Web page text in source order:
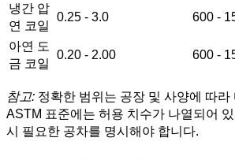
냉간 압
연 코일
0.25 - 3.0 600 -
아연 도
금 코일
0.20 - 2.00 600 -
참고: 정확한 범위는 공장 및 사양에 따라
ASTM 표준에는 허용 치수가 나열되어
시 필요한 공차를 명시해야 합니다.